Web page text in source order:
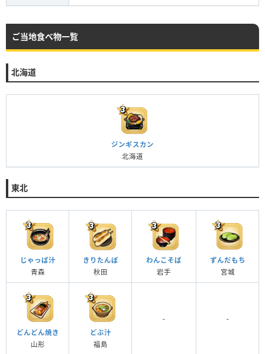
ご当地食べ物一覧
北海道
ジンギスカン
北海道
東北
じゃっぱ汁
青森
きりたんぽ
秋田
わんこそば
岩手
ずんだもち
宮城
どんどん焼き
山形
どぶ汁
福島
- -